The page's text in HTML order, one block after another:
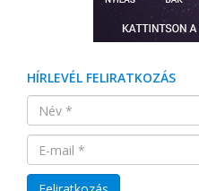
HÍRLEVÉL FELIRATKOZÁS